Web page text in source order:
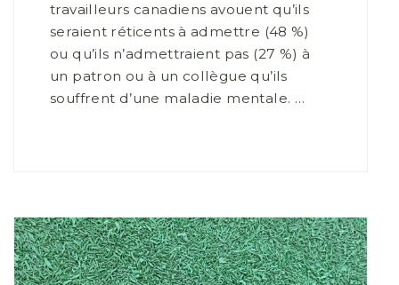
travailleurs canadiens avouent qu’ils
seraient réticents à admettre (48 %)
ou qu’ils n’admettraient pas (27 %) à
un patron ou à un collègue qu’ils
souffrent d’une maladie mentale. …